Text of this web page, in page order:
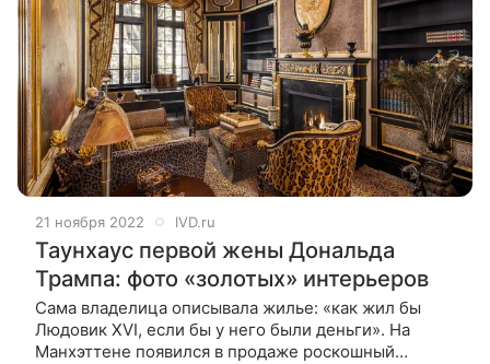
21 ноября 2022 IVD.ru
Таунхаус первой жены Дональда
Трампа: фото «золотых» интерьеров
Сама владелица описывала жилье: «как жил бы
Людовик XVI, если бы у него были деньги». На
Манхэттене появился в продаже роскошный